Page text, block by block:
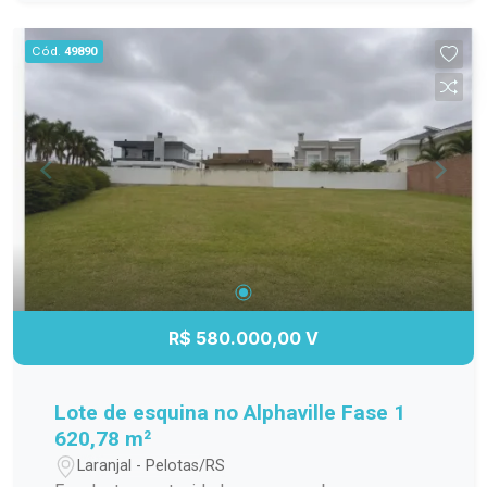
ambientes são amplos, bem distribuídos e
recebem excelente iluminação natural. A casa
ainda dispõe de uma ampla sacada, ideal para
apreciar a vista e aproveitar momentos de
descanso. Outro grande diferencial é a
hidromassagem, posicionada para aproveitar a
excelente incidência de sol, proporcionando um
espaço perfeito para relaxar com conforto e
privacidade. Destaques do imóvel: 4 dormitórios;
2 suítes, sendo uma com closet; 4 banheiros
Banheira; Ambientes amplos e bem distribuídos;
Ampla sacada; Hidromassagem; Localizada em
condomínio, oferecendo mais segurança e
conhecer de perto essa incrível oportunidade. Um
imóvel pensado para quem valoriza conforto,
Cód. 49890
R$ 580.000,00 V
Lote de esquina no Alphaville Fase 1
620,78 m²
Laranjal - Pelotas/RS